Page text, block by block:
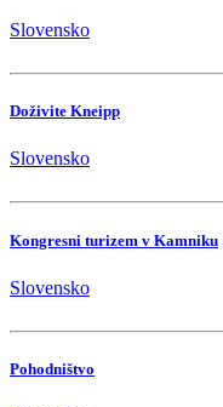
Slovensko
Doživite Kneipp
Slovensko
Kongresni turizem v Kamniku
Slovensko
Pohodništvo